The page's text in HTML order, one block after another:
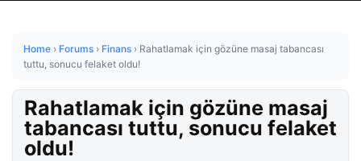
Home › Forums › Finans › Rahatlamak için gözüne masaj tabancası
tuttu, sonucu felaket oldu!
Rahatlamak için gözüne masaj
tabancası tuttu, sonucu felaket
oldu!